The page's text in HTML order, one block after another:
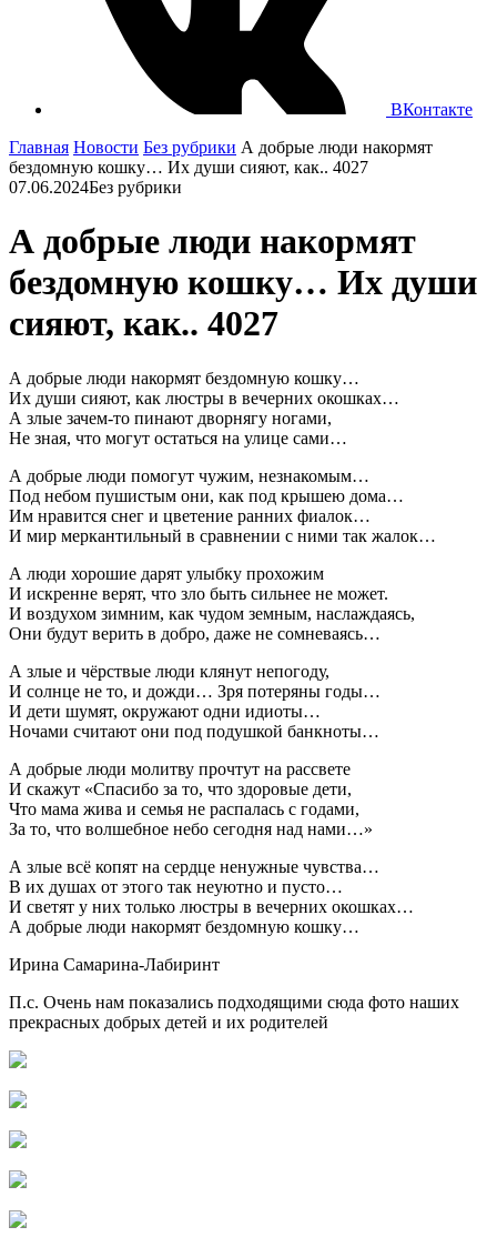
ВКонтакте
Главная Новости Без рубрики А добрые люди накормят
бездомную кошку… Их души сияют, как.. 4027
07.06.2024Без рубрики
А добрые люди накормят
бездомную кошку… Их души
сияют, как.. 4027
А добрые люди накормят бездомную кошку…
Их души сияют, как люстры в вечерних окошках…
А злые зачем-то пинают дворнягу ногами,
Не зная, что могут остаться на улице сами…
А добрые люди помогут чужим, незнакомым…
Под небом пушистым они, как под крышею дома…
Им нравится снег и цветение ранних фиалок…
И мир меркантильный в сравнении с ними так жалок…
А люди хорошие дарят улыбку прохожим
И искренне верят, что зло быть сильнее не может.
И воздухом зимним, как чудом земным, наслаждаясь,
Они будут верить в добро, даже не сомневаясь…
А злые и чёрствые люди клянут непогоду,
И солнце не то, и дожди… Зря потеряны годы…
И дети шумят, окружают одни идиоты…
Ночами считают они под подушкой банкноты…
А добрые люди молитву прочтут на рассвете
И скажут «Спасибо за то, что здоровые дети,
Что мама жива и семья не распалась с годами,
За то, что волшебное небо сегодня над нами…»
А злые всё копят на сердце ненужные чувства…
В их душах от этого так неуютно и пусто…
И светят у них только люстры в вечерних окошках…
А добрые люди накормят бездомную кошку…
Ирина Самарина-Лабиринт
П.с. Очень нам показались подходящими сюда фото наших
прекрасных добрых детей и их родителей